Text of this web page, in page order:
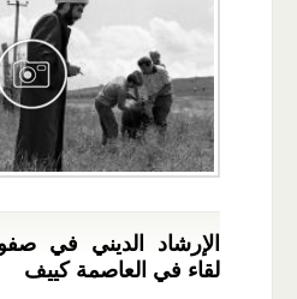
الإرشاد الديني في
لقاء في العاصمة كييف